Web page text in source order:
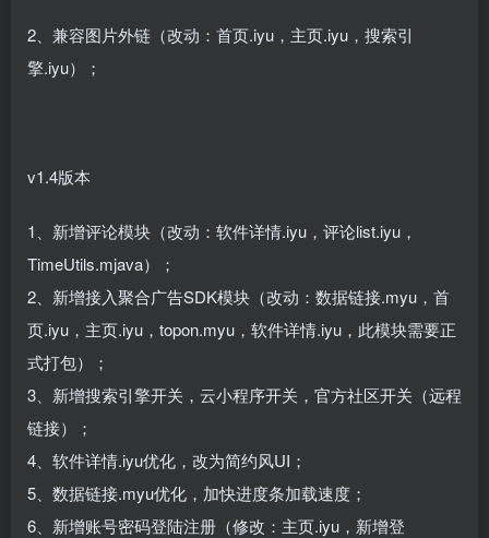
2、兼容图片外链（改动：首页.iyu，主页.iyu，搜索引
擎.iyu）；
v1.4版本
1、新增评论模块（改动：软件详情.iyu，评论list.iyu，
TimeUtils.mjava）；
2、新增接入聚合广告SDK模块（改动：数据链接.myu，首
页.iyu，主页.iyu，topon.myu，软件详情.iyu，此模块需要正
式打包）；
3、新增搜索引擎开关，云小程序开关，官方社区开关（远程
链接）；
4、软件详情.iyu优化，改为简约风UI；
5、数据链接.myu优化，加快进度条加载速度；
6、新增账号密码登陆注册（修改：主页.iyu，新增登